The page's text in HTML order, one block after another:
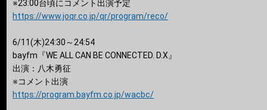
※23:00台頃にコメント出演予定
https://www.joqr.co.jp/qr/program/reco/
6/11(木)24:30～24:54
bayfm『WE ALL CAN BE CONNECTED. D.X』
出演：八木勇征
※コメント出演
https://program.bayfm.co.jp/wacbc/